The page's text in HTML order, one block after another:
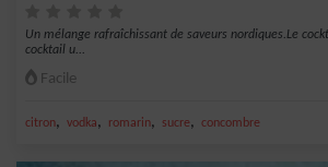
Un mélange rafraîchissant de saveurs nordiques.Le
cocktail u...
Facile
citron, vodka, romarin, sucre, concombre